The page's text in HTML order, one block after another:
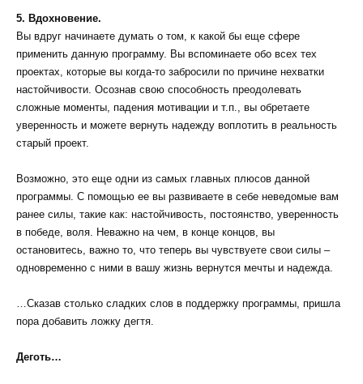
5. Вдохновение.
Вы вдруг начинаете думать о том, к какой бы еще сфере
применить данную программу. Вы вспоминаете обо всех тех
проектах, которые вы когда-то забросили по причине нехватки
настойчивости. Осознав свою способность преодолевать
сложные моменты, падения мотивации и т.п., вы обретаете
уверенность и можете вернуть надежду воплотить в реальность
старый проект.
Возможно, это еще одни из самых главных плюсов данной
программы. С помощью ее вы развиваете в себе неведомые вам
ранее силы, такие как: настойчивость, постоянство, уверенность
в победе, воля. Неважно на чем, в конце концов, вы
остановитесь, важно то, что теперь вы чувствуете свои силы –
одновременно с ними в вашу жизнь вернутся мечты и надежда.
…Сказав столько сладких слов в поддержку программы, пришла
пора добавить ложку дегтя.
Деготь…